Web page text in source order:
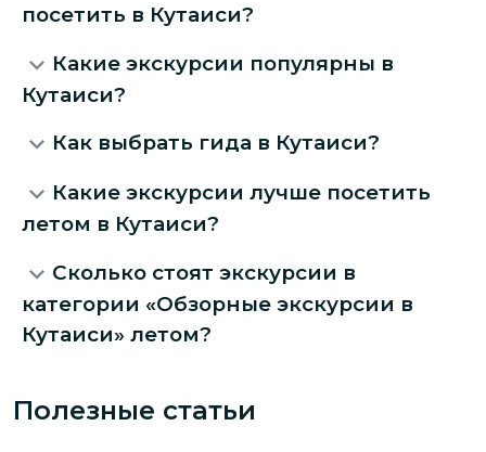
посетить в Кутаиси?
Какие экскурсии популярны в
Кутаиси?
Как выбрать гида в Кутаиси?
Какие экскурсии лучше посетить
летом в Кутаиси?
Сколько стоят экскурсии в
категории «Обзорные экскурсии в
Кутаиси» летом?
Полезные статьи